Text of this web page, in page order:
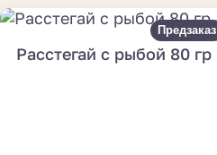
Предзаказ
Расстегай с рыбой 80 гр